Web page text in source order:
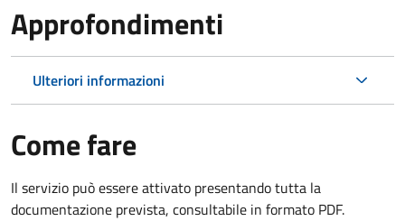
Approfondimenti
Ulteriori informazioni
Come fare
Il servizio può essere attivato presentando tutta la
documentazione prevista, consultabile in formato PDF.